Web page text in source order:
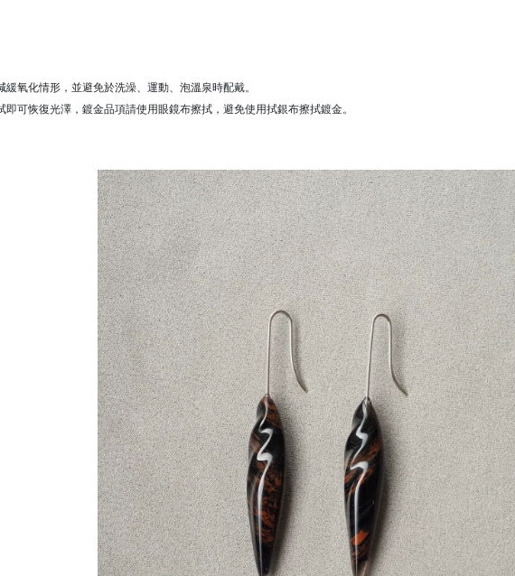
氧化情形，並避免於洗澡、運動、泡溫泉時配戴。
可恢復光澤，鍍金品項請使用眼鏡布擦拭，避免使用拭銀布擦拭鍍金。